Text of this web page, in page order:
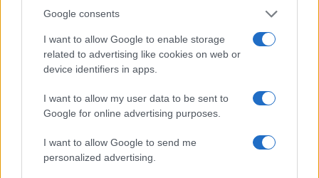
Google consents
I want to allow Google to enable storage
related to advertising like cookies on web or
device identifiers in apps.
I want to allow my user data to be sent to
Google for online advertising purposes.
I want to allow Google to send me
personalized advertising.
indebolito l’economia e aumentato il debito.
Come in Italia, la destra non risolverà i problemi
da un giorno all’altro, ma una volta che il
saranno al governo, l’immigrazione
e il lavoro saranno sicuramente al centro
che è stato fatto, ci vorrà molto tempo.